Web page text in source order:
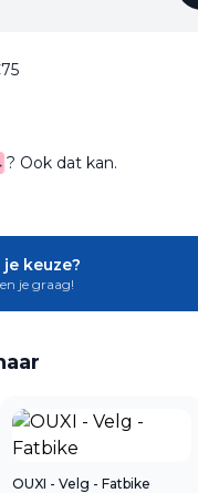
? Ook dat kan.
keuze?
je graag!
OUXI - Velg - Fatbike